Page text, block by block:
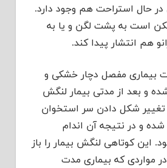
حال استراحت هم وجود دارد.
است به پشت لگن و یا به
هم انتشار پیدا کند.
بیماری مفصل دچار خشکی و
و بعد از مدتی بیمار لنگش
تغییر شکل دادن سر استخوان
شده و در نتیجه آن اندام
این کوتاهی لنگش بیمار را باز
مواردی که بیماری مدت